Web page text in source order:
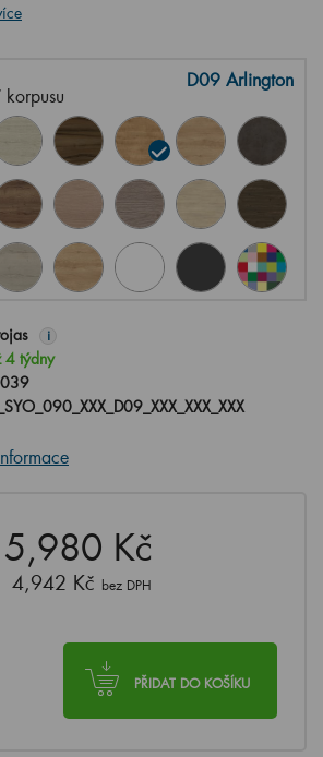
korpusu
D09 Arlington
i
4 týdny
5,980 Kč
4,942 Kč bez DPH
PŘIDAT DO KOŠÍKU